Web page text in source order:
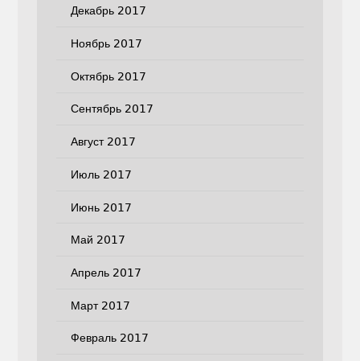
Декабрь 2017
Ноябрь 2017
Октябрь 2017
Сентябрь 2017
Август 2017
Июль 2017
Июнь 2017
Май 2017
Апрель 2017
Март 2017
Февраль 2017